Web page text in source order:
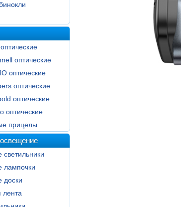
оптические
оптические
оптические
оптические
оптические
прицелы
лампочки
доски
лента